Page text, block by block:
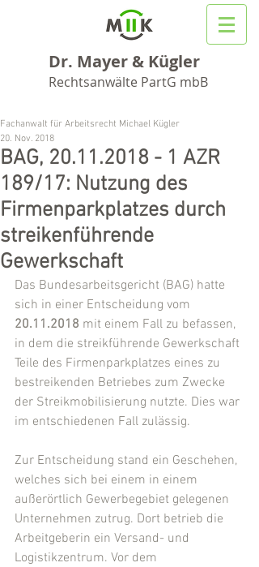
Dr. Mayer & Kügler
Rechtsanwälte PartG mbB
BAG, 20.11.2018 - 1 AZR
189/17: Nutzung des
Firmenparkplatzes durch
streikenführende
Gewerkschaft
Fachanwalt für Arbeitsrecht Michael Kügler
20. Nov. 2018
Das Bundesarbeitsgericht (BAG) hatte
sich in einer Entscheidung vom
20.11.2018 mit einem Fall zu befassen,
in dem die streikführende Gewerkschaft
Teile des Firmenparkplatzes eines zu
bestreikenden Betriebes zum Zwecke
der Streikmobilisierung nutzte. Dies war
im entschiedenen Fall zulässig.
Zur Entscheidung stand ein Geschehen,
welches sich bei einem in einem
außerörtlich Gewerbegebiet gelegenen
Unternehmen zutrug. Dort betrieb die
Arbeitgeberin ein Versand- und
Logistikzentrum. Vor dem